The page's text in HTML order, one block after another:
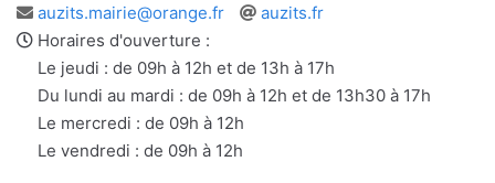
Adresse
e-
mail
auzits.mairie@orange.fr
Site
auzits.fr
Horaires d'ouverture :
Le jeudi : de 09h à 12h et de 13h à 17h
Du lundi au mardi : de 09h à 12h et de 13h30 à 17h
Le mercredi : de 09h à 12h
Le vendredi : de 09h à 12h